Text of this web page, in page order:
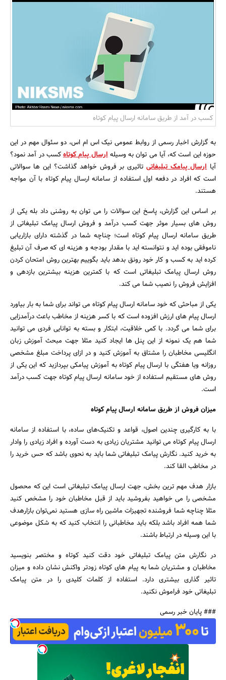
جستجو
کسب در آمد از طریق سامانه ارسال پیام کوتاه
به گزارش اخبار رسمی از روابط عمومی نیک اس ام اس، دو سئوال مهم در این
حوزه این است که، آیا می توان به وسیلهارسال پیام کوتاهکسب در آمد نمود؟
آیاارسال پیامک تبلیغاتیتاثیری بر فروش خواهد گذاشت؟ این ها سوالاتی
است که افراد در دفعه اول استفاده از سامانه ارسال پیام کوتاه با آن مواجه
هستند.
بر اساس این گزارش، پاسخ این سوالات را می توان به روشنی داد بله یکی از
روش های بسیار موثر جهت کسب درآمد و فروش ارسال پیامک تبلیغاتی از
طریق سامانه ارسال پیام کوتاه است؛ چناچه شما در گذشته دارای بازاریابی
ناموفقی بوده اید و نتوانسته اید با مقدار بودجه و هزینه ای که صرف آن تبلیغ
کرده اید به کسب و کار خود رونق بدهد باید بگوییم بهترین روش امتحان کردن
روش ارسال پیامک تبلیغاتی است که با کمترین هزینه بیشترین بازدهی و
افزایش فروش را نصیب شما می کند.
یکی از مباحثی که خود سامانه ارسال پیام کوتاه می تواند برای شما به بار بیاورد
ارسال پیام های ارزش افزوده است که با کسر هزینه از مخاطب باعث درآمدزایی
برای شما می گردد. با کمی خلاقیت، ابتکار و بسته به توانایی فردی می توانید
شما هم یک نمونه از این پنل ها ایجاد کنید مثلا جهت مبحث آموزش زبان
انگلیسی مخاطبان را مشتاق به آموزش کنید و در ازای پرداخت مبلغ مشخصی
روزانه ویا هفتگی با ارسال پیام کوتاه به آموزش پیامکی بپردازید که این یکی از
روش های مستقیم استفاده از خود سامانه ارسال پیام کوتاه جهت کسب درآمد
است.
میزان فروش از طریق سامانه ارسال پیام کوتاه
با به کارگیری چندین اصول، قواعد و تکنیک‌های ساده، با استفاده از سامانه
ارسال پیام کوتاه می توانید مشتریان زیادی به دست آورده و افراد زیادی را وادار
به خرید کنید. نگارش پیامک تبلیغاتی شما باید به نحوی باشد که حس خرید را
در مخاطب القا کند.
بازار هدف مهم ترین بخش، جهت ارسال پیامک تبلیغاتی است این که محصول
مشخصی را می خواهید بفروشید باید از قبل مخاطبان خود را مشخص کنید
مثلا چناچه شما فروشنده تجهیزات ماشین راه سازی هستید نمی‌توان بازارهدف
شما همه افراد باشد بلکه باید مخاطبانی را انتخاب کنید که به شکل موضوعی
با این وسیله در ارتباط باشند.
در نگارش متن پیامک تبلیغاتی خود دقت کنید کوتاه و مختصر بنویسید
مخاطبان و مشتریان شما به پیام های کوتاه زودتر واکنش نشان داده و میزان
تاثیر گذاری بیشتری دارد. استفاده از کلمات کلیدی را در متن پیامک
تبلیغاتی خود فراموش نکنید.
### پایان خبر رسمی